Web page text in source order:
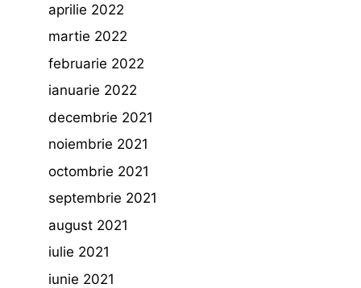
aprilie 2022
martie 2022
februarie 2022
ianuarie 2022
decembrie 2021
noiembrie 2021
octombrie 2021
septembrie 2021
august 2021
iulie 2021
iunie 2021